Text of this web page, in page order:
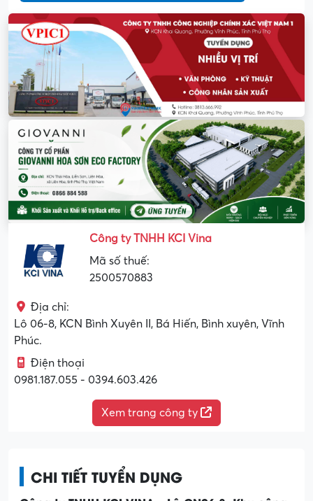
Công ty TNHH KCI Vina
Mã số thuế:
2500570883
Địa chỉ:
Lô 06-8, KCN Bình Xuyên II, Bá Hiến, Bình xuyên, Vĩnh
Phúc.
Điện thoại
0981.187.055 - 0394.603.426
Xem trang công ty
CHI TIẾT TUYỂN DỤNG